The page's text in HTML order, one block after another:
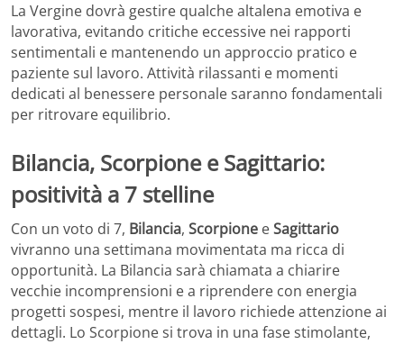
La Vergine dovrà gestire qualche altalena emotiva e
lavorativa, evitando critiche eccessive nei rapporti
sentimentali e mantenendo un approccio pratico e
paziente sul lavoro. Attività rilassanti e momenti
dedicati al benessere personale saranno fondamentali
per ritrovare equilibrio.
Bilancia, Scorpione e Sagittario:
positività a 7 stelline
Con un voto di 7, Bilancia, Scorpione eSagittario
vivranno una settimana movimentata ma ricca di
opportunità. La Bilancia sarà chiamata a chiarire
vecchie incomprensioni e a riprendere con energia
progetti sospesi, mentre il lavoro richiede attenzione ai
dettagli. Lo Scorpione si trova in una fase stimolante,